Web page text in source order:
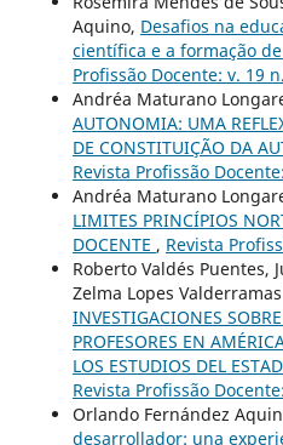
Aquino, Desafios na
científica e a formação
Profissão Docente: v. 19
Andréa Maturano
AUTONOMIA: UMA
DE CONSTITUIÇÃO DA
Revista Profissão
Andréa Maturano
LIMITES PRINCÍPIOS
DOCENTE , Revista
Roberto Valdés Puentes,
Zelma Lopes
INVESTIGACIONES
PROFESORES EN
LOS ESTUDIOS DEL
Revista Profissão
Orlando Fernández
desarrollador: una